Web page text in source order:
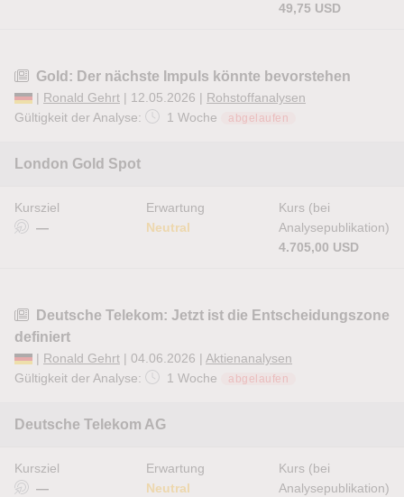
49,75 USD
Gold: Der nächste Impuls könnte bevorstehen
| Ronald Gehrt | 12.05.2026 | Rohstoffanalysen
Gültigkeit der Analyse:
1 Woche abgelaufen
London Gold Spot
Kursziel
—
Erwartung
Neutral
Kurs (bei
Analysepublikation)
4.705,00 USD
Deutsche Telekom: Jetzt ist die Entscheidungszone
definiert
| Ronald Gehrt | 04.06.2026 | Aktienanalysen
Gültigkeit der Analyse:
1 Woche abgelaufen
Deutsche Telekom AG
Kursziel
—
Erwartung
Neutral
Kurs (bei
Analysepublikation)